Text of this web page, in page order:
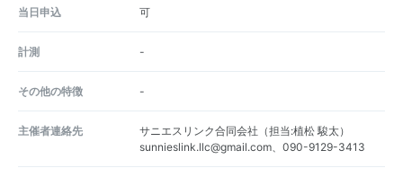
当日申込 可
計測 -
その他の特徴 -
主催者連絡先
サニエスリンク合同会社（担当:植松 駿太）
sunnieslink.llc@gmail.com、090-9129-3413